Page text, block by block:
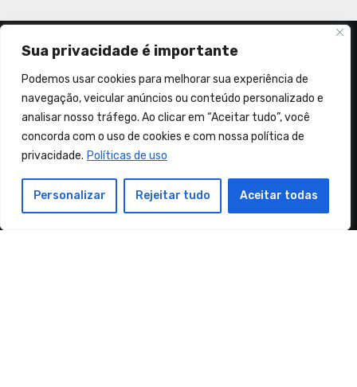
Sua privacidade é importante
Podemos usar cookies para melhorar sua experiência de
navegação, veicular anúncios ou conteúdo personalizado e
analisar nosso tráfego. Ao clicar em “Aceitar tudo”, você
concorda com o uso de cookies e com nossa política de
privacidade. Políticas de uso
Personalizar Rejeitar tudo Aceitar todas
Sementes de Coragem e Fé
"No mundo haveis de ter aflições. Coragem! Eu venci o
mundo." (João 16:33)